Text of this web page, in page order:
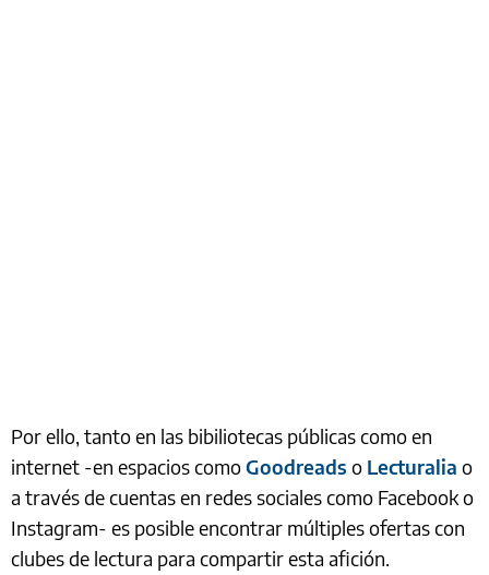
Por ello, tanto en las bibiliotecas públicas como en
internet -en espacios comoGoodreads o Lecturalia o
a través de cuentas en redes sociales como Facebook o
Instagram- es posible encontrar múltiples ofertas con
clubes de lectura para compartir esta afición.